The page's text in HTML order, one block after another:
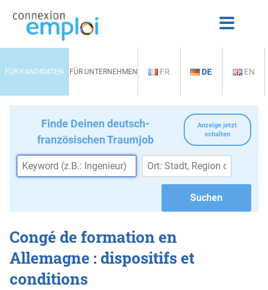
FÜR KANDIDATEN FÜR UNTERNEHMEN FR DE EN
Anzeige jetzt
schalten
Finde Deinen deutsch-
französischen Traumjob
Congé de formation en
Allemagne : dispositifs et
conditions